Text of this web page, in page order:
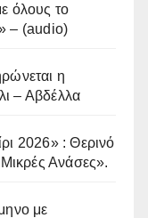
όλους το
– (audio)
η
– Αβδέλλα
2026» : Θερινό
Ανάσες».
με